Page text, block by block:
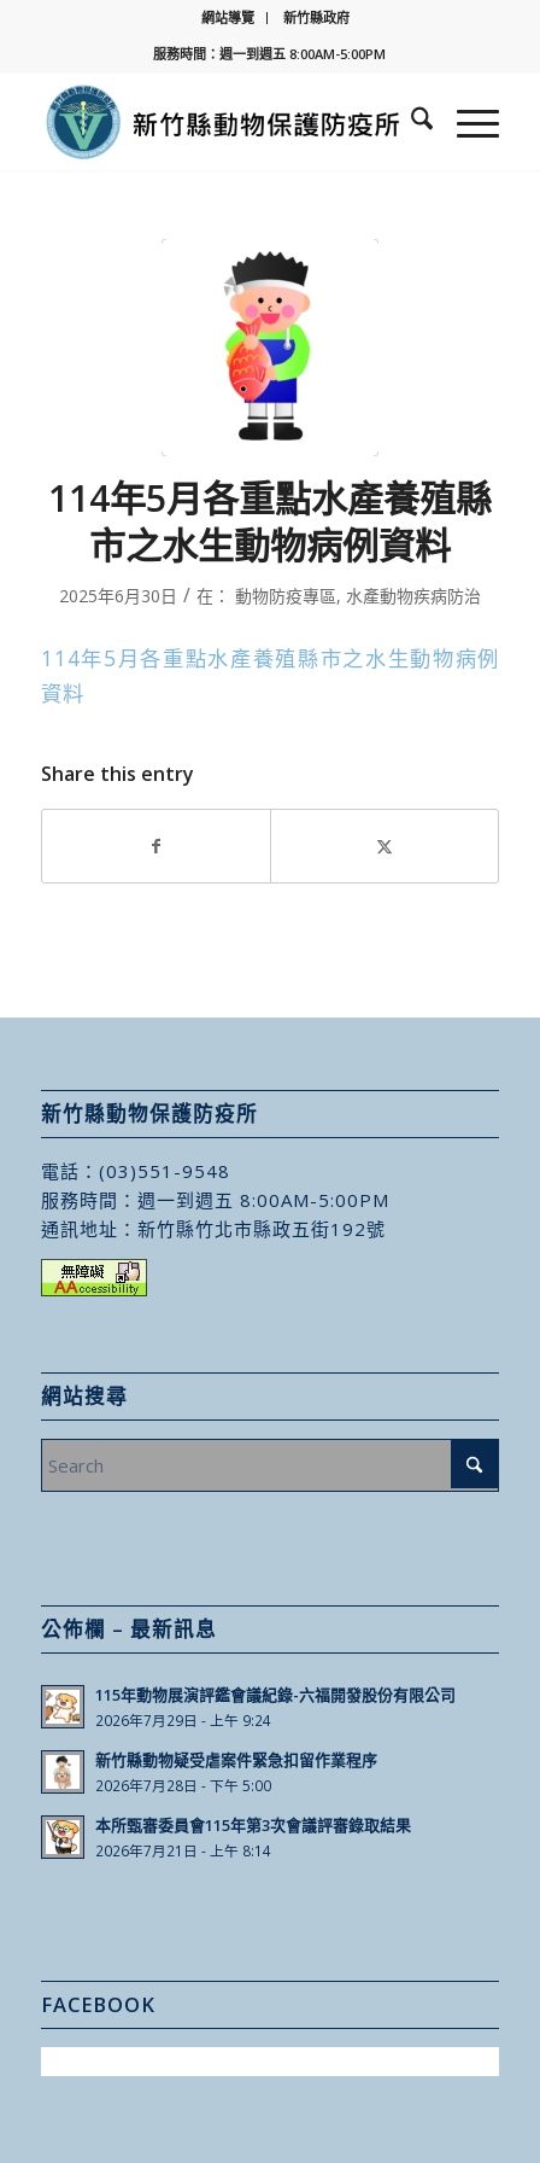
網站導覽
新竹縣政府
服務時間：週一到週五 8:00AM-5:00PM
114年5月各重點水產養殖縣
市之水生動物病例資料
2025年6月30日 / 在： 動物防疫專區, 水產動物疾病防治
114年5月各重點水產養殖縣市之水生動物病例
資料
Share this entry
新竹縣動物保護防疫所
電話： (03)551-9548
服務時間：週一到週五 8:00AM-5:00PM
通訊地址： 新竹縣竹北市縣政五街192號
網站搜尋
公佈欄 – 最新訊息
115年動物展演評鑑會議紀錄-六福開發股份有限公司
2026年7月29日 - 上午 9:24
新竹縣動物疑受虐案件緊急扣留作業程序
2026年7月28日 - 下午 5:00
本所甄審委員會115年第3次會議評審錄取結果
2026年7月21日 - 上午 8:14
FACEBOOK